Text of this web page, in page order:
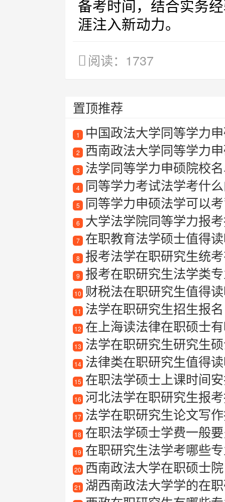
备考时间，结合实务
涯注入新动力。
阅读：1737
置顶推荐
1 中国政法大学同等学力
2 西南政法大学同等学力
3 法学同等学力申硕院校
4 同等学力考试法学考什
5 同等学力申硕法学可以
6 大学法学院同等学力报考
7 在职教育法学硕士值得
8 报考法学在职研究生统考
9 报考在职研究生法学类专
10 财税法在职研究生值得
11 法学在职研究生招生报名
12 在上海读法律在职硕士
13 法学在职研究生研究生
14 法律类在职研究生值得
15 在职法学硕士上课时间
16 河北法学在职研究生报考指
17 法学在职研究生论文写作
18 在职法学硕士学费一般
19 在职研究生法学考哪些
20 西南政法大学在职硕士院
21 湖西南政法大学学的在